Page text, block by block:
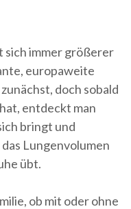
sich immer größerer
europaweite
doch sobald
entdeckt man
bringt und
Lungenvolumen
übt.
ob mit oder ohne